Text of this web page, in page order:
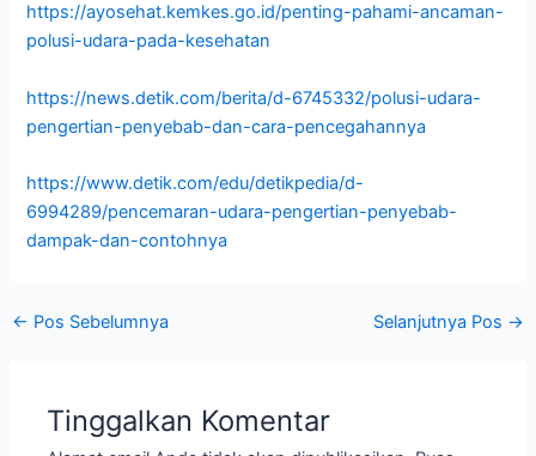
https://ayosehat.kemkes.go.id/penting-pahami-ancaman-
polusi-udara-pada-kesehatan
https://news.detik.com/berita/d-6745332/polusi-udara-
pengertian-penyebab-dan-cara-pencegahannya
https://www.detik.com/edu/detikpedia/d-
6994289/pencemaran-udara-pengertian-penyebab-
dampak-dan-contohnya
← Pos Sebelumnya Selanjutnya Pos →
Tinggalkan Komentar